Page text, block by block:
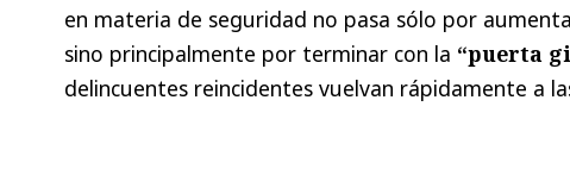
en materia de seguridad no pasa sólo por
sino principalmente por terminar con la “puerta
delincuentes reincidentes vuelvan rápidamente a